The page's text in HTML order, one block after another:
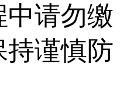
中请勿缴
谨慎防